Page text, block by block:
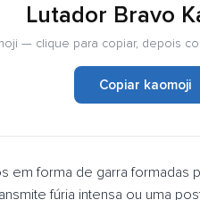
Lutador Bravo
— clique para copiar, depois
Copiar kaomoji
em forma de garra
fúria intensa ou uma